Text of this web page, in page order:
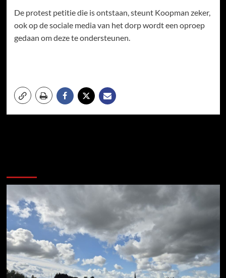
De protest petitie die is ontstaan, steunt Koopman zeker,
ook op de sociale media van het dorp wordt een oproep
gedaan om deze te ondersteunen.